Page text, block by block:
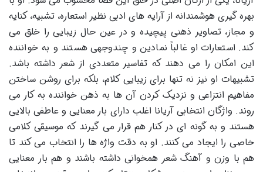
بهره گیری هوشمندانه از آرایه های ادبی نظیر استعاره، تشبیه، کنایه
و مجاز، تصاویر ذهنی پیچیده و در عین حال زیبایی را خلق می
کند. استعارات او غالباً نمادین و چندوجهی هستند و به خواننده
این امکان را می دهند که تفاسیر متعددی از شعر داشته باشد.
تشبیهات او نیز نه تنها برای زیبایی کلام، بلکه برای روشن ساختن
مفاهیم انتزاعی و نزدیک کردن آن ها به ذهن خواننده به کار می
روند. واژگان انتخابی آریانا اغلب دارای بار معنایی و عاطفی بالایی
هستند و به گونه ای در کنار هم قرار می گیرند که موسیقی کلامی
خاصی را ایجاد می کنند. او به دقت واژه ها را انتخاب می کند تا
هم با وزن و آهنگ شعر همخوانی داشته باشند و هم بار معنایی